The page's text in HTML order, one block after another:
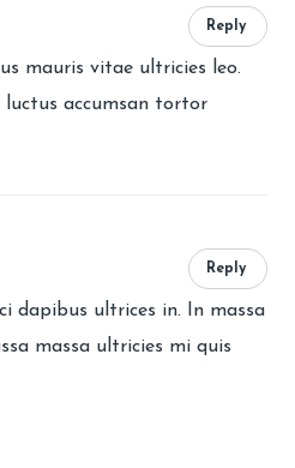
mauris vitae ultricies leo.
luctus accumsan tortor
Reply
dapibus ultrices in. In massa
massa ultricies mi quis
Reply